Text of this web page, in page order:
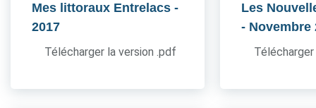
Mes littoraux Entrelacs -
2017
Télécharger la version .pdf
Les
- Novembre